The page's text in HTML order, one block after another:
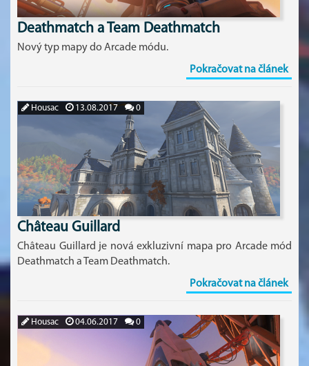
Deathmatch a Team Deathmatch
Nový typ mapy do Arcade módu.
Pokračovat na článek
Housac 13.08.2017 0
Château Guillard
Château Guillard je nová exkluzivní mapa pro Arcade mód
Deathmatch a Team Deathmatch.
Pokračovat na článek
Housac 04.06.2017 0